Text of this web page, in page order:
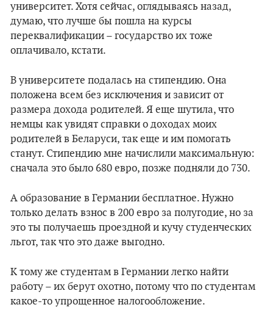
университет. Хотя сейчас, оглядываясь назад,
думаю, что лучше бы пошла на курсы
переквалификации – государство их тоже
оплачивало, кстати.
В университете подалась на стипендию. Она
положена всем без исключения и зависит от
размера дохода родителей. Я еще шутила, что
немцы как увидят справки о доходах моих
родителей в Беларуси, так еще и им помогать
станут. Стипендию мне начислили максимальную:
сначала это было 680 евро, позже подняли до 730.
А образование в Германии бесплатное. Нужно
только делать взнос в 200 евро за полугодие, но за
это ты получаешь проездной и кучу студенческих
льгот, так что это даже выгодно.
К тому же студентам в Германии легко найти
работу – их берут охотно, потому что по студентам
какое-то упрощенное налогообложение.